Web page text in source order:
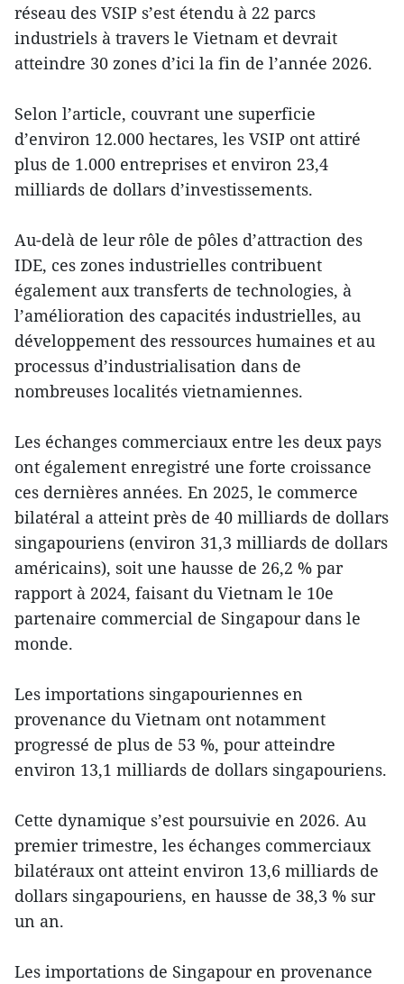
réseau des VSIP s’est étendu à 22 parcs
industriels à travers le Vietnam et devrait
atteindre 30 zones d’ici la fin de l’année 2026.
Selon l’article, couvrant une superficie
d’environ 12.000 hectares, les VSIP ont attiré
plus de 1.000 entreprises et environ 23,4
milliards de dollars d’investissements.
Au-delà de leur rôle de pôles d’attraction des
IDE, ces zones industrielles contribuent
également aux transferts de technologies, à
l’amélioration des capacités industrielles, au
développement des ressources humaines et au
processus d’industrialisation dans de
nombreuses localités vietnamiennes.
Les échanges commerciaux entre les deux pays
ont également enregistré une forte croissance
ces dernières années. En 2025, le commerce
bilatéral a atteint près de 40 milliards de dollars
singapouriens (environ 31,3 milliards de dollars
américains), soit une hausse de 26,2 % par
rapport à 2024, faisant du Vietnam le 10e
partenaire commercial de Singapour dans le
monde.
Les importations singapouriennes en
provenance du Vietnam ont notamment
progressé de plus de 53 %, pour atteindre
environ 13,1 milliards de dollars singapouriens.
Cette dynamique s’est poursuivie en 2026. Au
premier trimestre, les échanges commerciaux
bilatéraux ont atteint environ 13,6 milliards de
dollars singapouriens, en hausse de 38,3 % sur
un an.
Les importations de Singapour en provenance